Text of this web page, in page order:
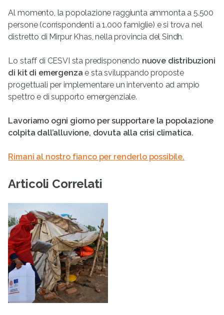
Al momento, la popolazione raggiunta ammonta a 5.500
persone (corrispondenti a 1.000 famiglie) e si trova nel
distretto di Mirpur Khas, nella provincia del Sindh.
Lo staff di CESVI sta predisponendo nuove distribuzioni
di kit di emergenza e sta sviluppando proposte
progettuali per implementare un intervento ad ampio
spettro e di supporto emergenziale.
Lavoriamo ogni giorno per supportare la popolazione
colpita dall’alluvione, dovuta alla crisi climatica.
Rimani al nostro fianco per renderlo possibile.
Articoli Correlati